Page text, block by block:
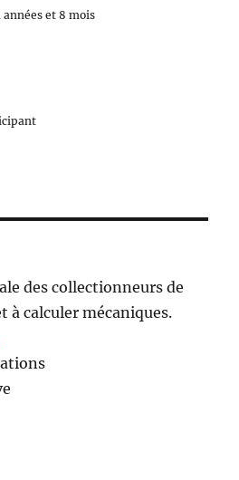
et 8 mois
des collectionneurs de
à calculer mécaniques.